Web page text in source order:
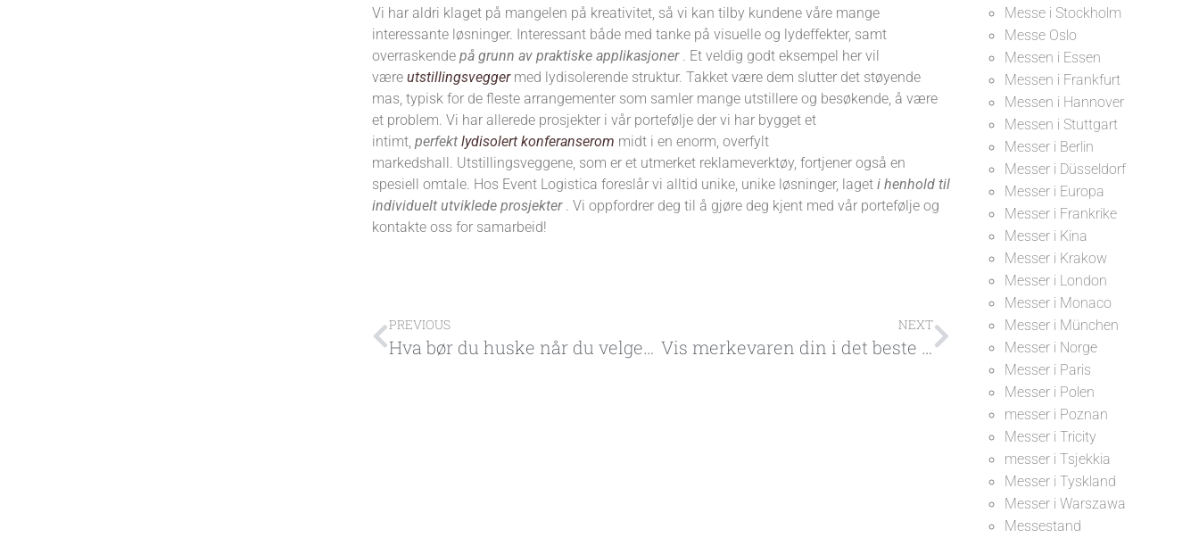
Vi har aldri klaget på mangelen på kreativitet, så vi kan tilby kundene våre mange
interessante løsninger. Interessant både med tanke på visuelle og lydeffekter, samt
overraskendepå grunn av praktiske applikasjoner. Et veldig godt eksempel her vil
væreutstillingsveggermed lydisolerende struktur. Takket være dem slutter det støyende
mas, typisk for de fleste arrangementer som samler mange utstillere og besøkende, å være
et problem. Vi har allerede prosjekter i vår portefølje der vi har bygget et
intimt,perfektlydisolert konferanserom midt i en enorm, overfylt
markedshall. Utstillingsveggene, som er et utmerket reklameverktøy, fortjener også en
spesiell omtale. Hos Event Logistica foreslår vi alltid unike, unike løsninger, lageti henhold til
individuelt utviklede prosjekter. Vi oppfordrer deg til å gjøre deg kjent med vår portefølje og
kontakte oss for samarbeid!
PREVIOUS
Hva bør du huske når du velger utstillingsstand til en messe i Berlin?
NEXT
Vis merkevaren din i det beste lyset. Invester i unike utstillingsstander og se barene vokse
Messe i Stockholm
Messe Oslo
Messen i Essen
Messen i Frankfurt
Messen i Hannover
Messen i Stuttgart
Messer i Berlin
Messer i Düsseldorf
Messer i Europa
Messer i Frankrike
Messer i Kina
Messer i Krakow
Messer i London
Messer i Monaco
Messer i München
Messer i Norge
Messer i Paris
Messer i Polen
messer i Poznan
Messer i Tricity
messer i Tsjekkia
Messer i Tyskland
Messer i Warszawa
Messestand